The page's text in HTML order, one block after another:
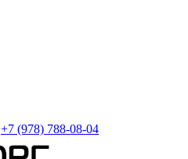
+7 (978) 788-08-04